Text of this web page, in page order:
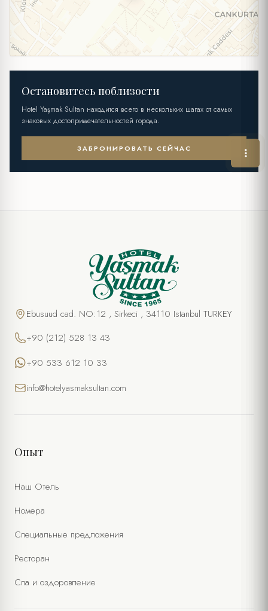
Остановитесь поблизости
Hotel Yaşmak Sultan находится всего в нескольких шагах от самых
знаковых достопримечательностей города.
ЗАБРОНИРОВАТЬ СЕЙЧАС
Ebusuud cad. NO:12 , Sirkeci , 34110 Istanbul TURKEY
+90 (212) 528 13 43
+90 533 612 10 33
info@hotelyasmaksultan.com
Опыт
Наш Отель
Номера
Специальные предложения
Ресторан
Спа и оздоровление